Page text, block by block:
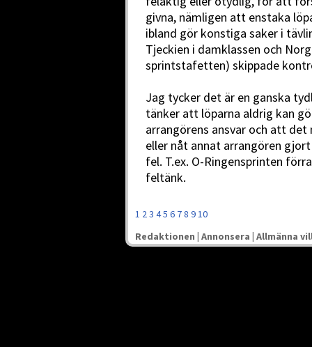
givna, nämligen att enstaka
ibland gör konstiga saker i
Tjeckien i damklassen och
sprintstafetten) skippade
Jag tycker det är en ganska
tänker att löparna aldrig kan
arrangörens ansvar och att
eller nåt annat arrangören
fel. T.ex. O-Ringensprinten
feltänk.
1 23 45 6 78 910
Redaktionen | Annonsera | Allmänna